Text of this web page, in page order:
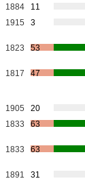
1884
11
1915 3
1823 53
1817 47
1905
20
1833 63
1833 63
1891 31